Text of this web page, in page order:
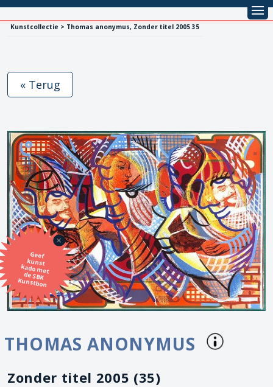
Kunstcollectie > Thomas anonymus, Zonder titel 2005 35
Geef
kunst
kado met
de SBK
Kunstbon
« Terug
THOMAS ANONYMUS
Zonder titel 2005 (35)